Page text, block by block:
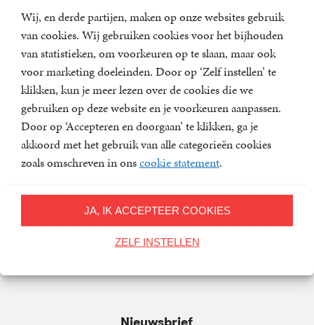
Wij, en derde partijen, maken op onze websites gebruik
van cookies. Wij gebruiken cookies voor het bijhouden
van statistieken, om voorkeuren op te slaan, maar ook
voor marketing doeleinden. Door op ‘Zelf instellen’ te
klikken, kun je meer lezen over de cookies die we
gebruiken op deze website en je voorkeuren aanpassen.
Door op ‘Accepteren en doorgaan’ te klikken, ga je
akkoord met het gebruik van alle categorieën cookies
zoals omschreven in onscookie statement.
JA, IK ACCEPTEER COOKIES
ZELF INSTELLEN
Het barre land
99
Gebonden